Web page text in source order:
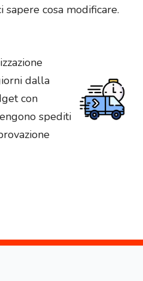
sapere cosa modificare.
dalla
con
spediti